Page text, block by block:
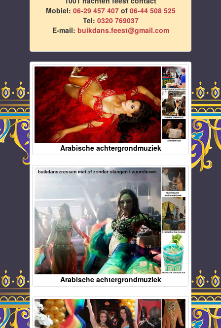
Mobiel: 06-29 457 407of 06-44 508 525
Tel: 0320 769037
E-mail: buikdans.feest@gmail.com
Arabische achtergrondmuziek
Arabische achtergrondmuziek